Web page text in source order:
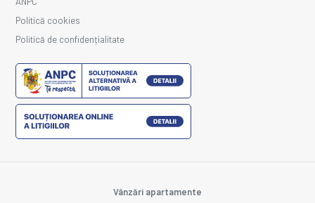
Politică cookies
Politică de confidențialitate
Vânzări apartamente